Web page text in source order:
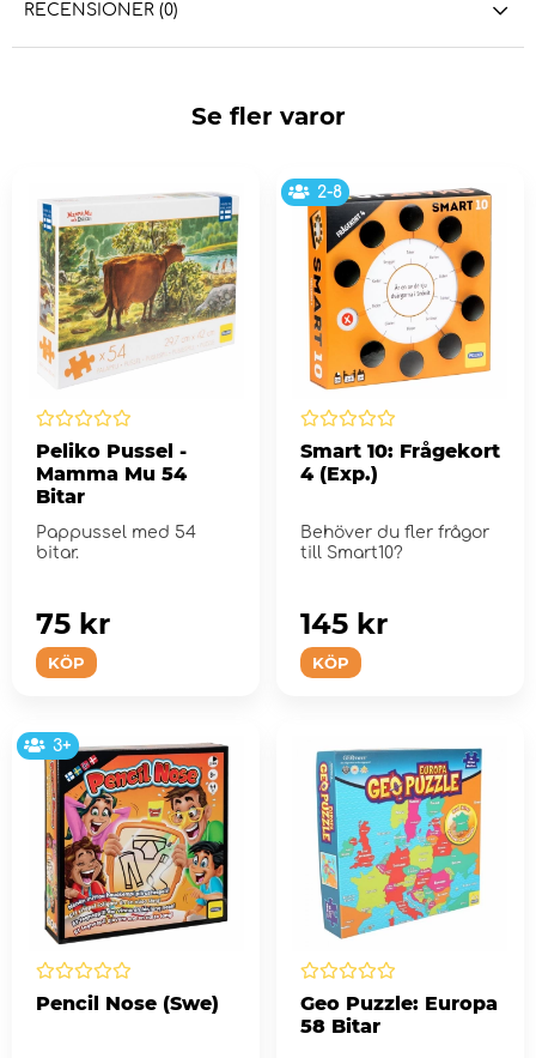
RECENSIONER (0)
Se fler varor
Peliko Pussel -
Mamma Mu 54
Bitar
Pappussel med 54
bitar.
KÖP
75 kr
2-8
Smart 10: Frågekort
4 (Exp.)
Behöver du fler frågor
till Smart10?
KÖP
145 kr
3+
Pencil Nose (Swe)
Geo Puzzle: Europa
58 Bitar